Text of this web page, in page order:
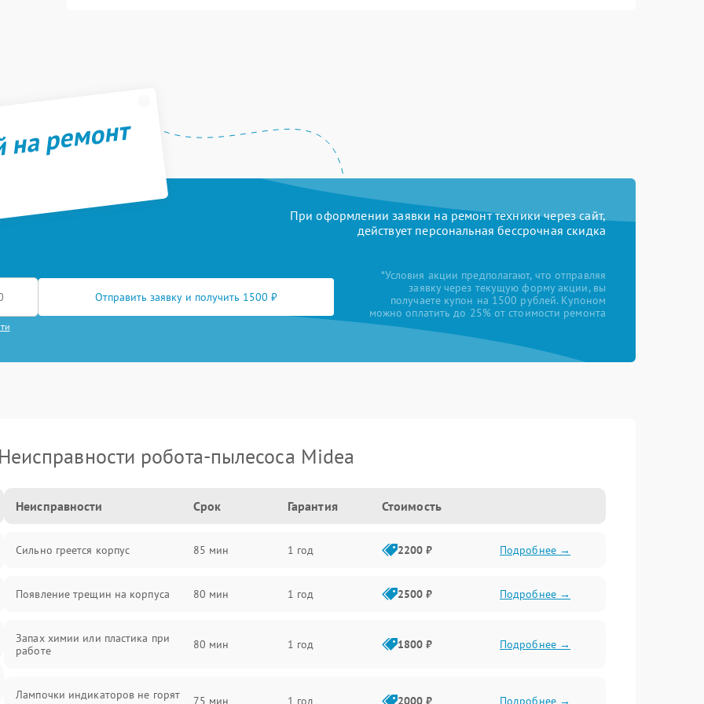
ремонт
При оформлении заявки на ремонт техники через сайт,
действует персональная бессрочная скидка
Отправить заявку и получить 1500 ₽
*Условия акции предполагают, что отправляя
заявку через текущую форму акции, вы
получаете купон на 1500 рублей. Купоном
можно оплатить до 25% от стоимости ремонта
Неисправности робота-пылесоса Midea
Неисправности Срок Гарантия Стоимость
Сильно греется корпус 85 мин 1 год 2200 ₽ Подробнее →
Появление трещин на корпуса 80 мин 1 год 2500 ₽ Подробнее →
Запах химии или пластика при
работе
80 мин 1 год 1800 ₽ Подробнее →
Лампочки индикаторов не горят
75 мин 1 год 2000 ₽ Подробнее →